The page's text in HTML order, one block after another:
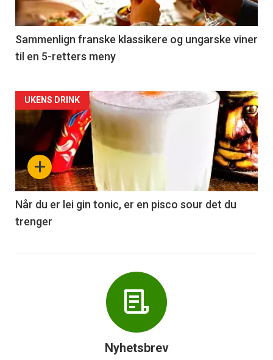
-
5
Sammenlign franske klassikere og ungarske viner
til en 5-retters meny
Forsiden
akkurat
nå
-
6
+
UKENS DRINK
Når du er lei gin tonic, er en pisco sour det du
trenger
Nyhetsbrev